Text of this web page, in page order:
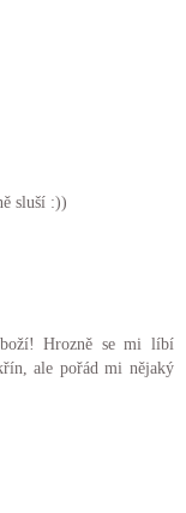
sluší :))
Hrozně se mi líbí
ale pořád mi nějaký